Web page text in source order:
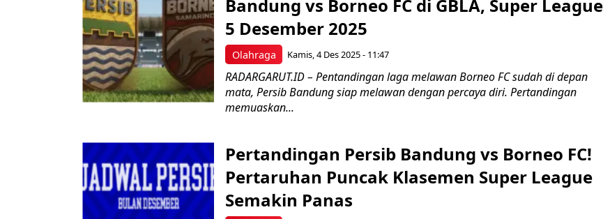
Olahraga
Bandung vs Borneo FC di GBLA, Super League
5 Desember 2025
Kamis, 4 Des 2025 - 11:47
RADARGARUT.ID – Pentandingan laga melawan Borneo FC sudah di depan
mata, Persib Bandung siap melawan dengan percaya diri. Pertandingan
memuaskan...
Pertandingan Persib Bandung vs Borneo FC!
Pertaruhan Puncak Klasemen Super League
Semakin Panas